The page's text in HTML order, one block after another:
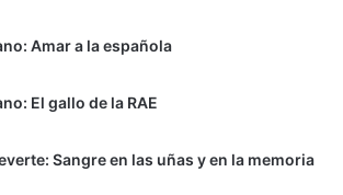
Amar a la española
El gallo de la RAE
Sangre en las uñas y en la memoria